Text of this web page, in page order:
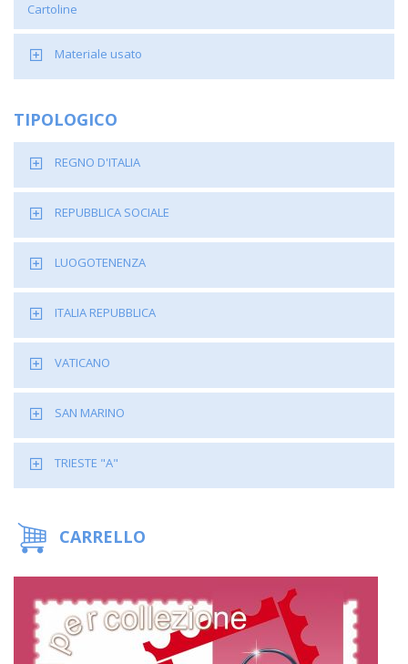
Cartoline
Materiale usato
TIPOLOGICO
REGNO D'ITALIA
REPUBBLICA SOCIALE
LUOGOTENENZA
ITALIA REPUBBLICA
VATICANO
SAN MARINO
TRIESTE "A"
CARRELLO